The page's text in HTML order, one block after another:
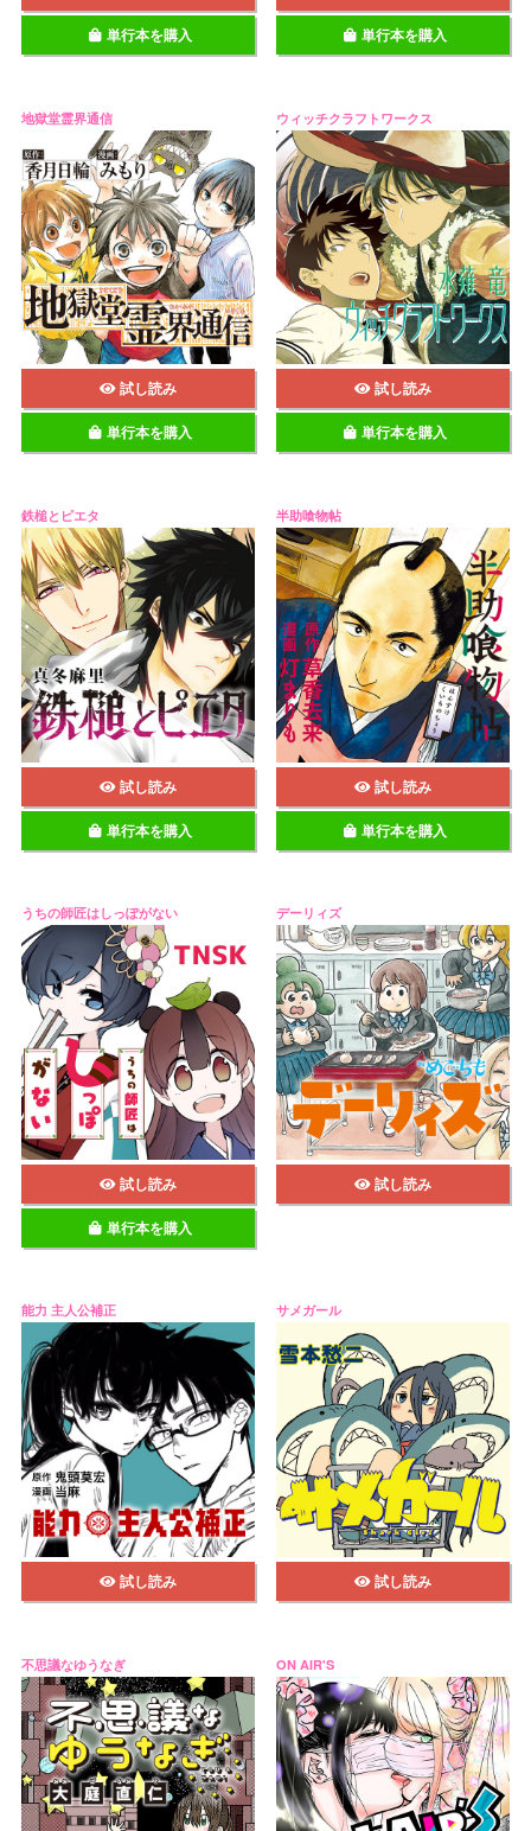
単行本を購入 単行本を購入
地獄堂霊界通信
試し読み
単行本を購入
ウィッチクラフトワークス
試し読み
単行本を購入
鉄槌とピエタ
試し読み
単行本を購入
半助喰物帖
試し読み
単行本を購入
うちの師匠はしっぽがない
試し読み
単行本を購入
デーリィズ
試し読み
能力 主人公補正
試し読み
サメガール
試し読み
不思議なゆうなぎ ON AIR'S